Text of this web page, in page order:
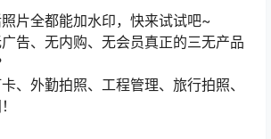
片全都能加水印，快来试试吧~
告、无内购、无会员真正的三无产品
、外勤拍照、工程管理、旅行拍照、